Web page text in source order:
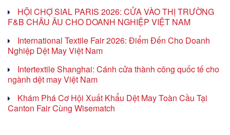
HỘI CHỢ SIAL PARIS 2026: CỬA VÀO THỊ TRƯỜNG
F&B CHÂU ÂU CHO DOANH NGHIỆP VIỆT NAM
International Textile Fair 2026: Điểm Đến Cho Doanh
Nghiệp Dệt May Việt Nam
Intertextile Shanghai: Cánh cửa thành công quốc tế cho
ngành dệt may Việt Nam
Khám Phá Cơ Hội Xuất Khẩu Dệt May Toàn Cầu Tại
Canton Fair Cùng Wisematch